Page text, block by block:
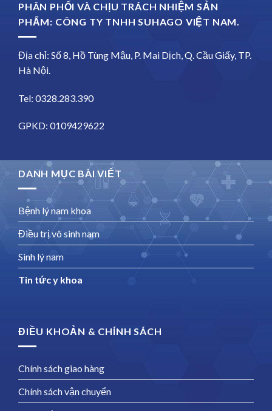
PHÂN PHỐI VÀ CHỊU TRÁCH NHIỆM SẢN
PHẨM: CÔNG TY TNHH SUHAGO VIỆT NAM.
Địa chỉ: Số 8, Hồ Tùng Mậu, P. Mai Dịch, Q. Cầu Giấy, TP.
Hà Nội.
Tel: 0328.283.390
GPKD: 0109429622
DANH MỤC BÀI VIẾT
Bệnh lý nam khoa
Điều trị vô sinh nam
Sinh lý nam
Tin tức y khoa
ĐIỀU KHOẢN & CHÍNH SÁCH
Chính sách giao hàng
Chính sách vận chuyển